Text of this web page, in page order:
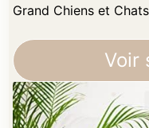
Grand Chiens et
Voir